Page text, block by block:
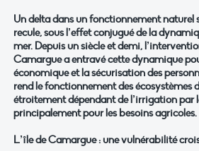
Un delta dans un fonctionnement naturel
recule, sous l’effet conjugué de la
mer. Depuis un siècle et demi,
Camargue a entravé cette dynamique
économique et la sécurisation des
rend le fonctionnement des écosystèmes
étroitement dépendant de l’irrigation par
principalement pour les besoins agricoles.
L’île de Camargue : une vulnérabilité